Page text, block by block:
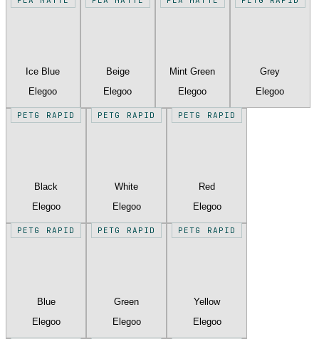
Ice Blue
Elegoo
Beige
Elegoo
Mint Green
Elegoo
Grey
Elegoo
PETG RAPID
Black
Elegoo
PETG RAPID
White
Elegoo
PETG RAPID
Red
Elegoo
PETG RAPID
Blue
Elegoo
PETG RAPID
Green
Elegoo
PETG RAPID
Yellow
Elegoo